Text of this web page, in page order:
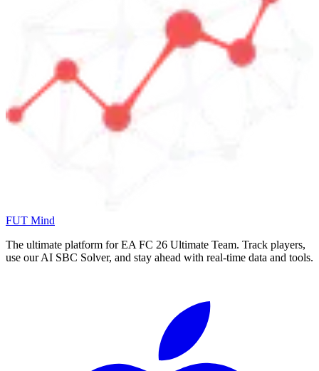
FUT Mind
The ultimate platform for EA FC 26 Ultimate Team. Track players,
use our AI SBC Solver, and stay ahead with real-time data and tools.